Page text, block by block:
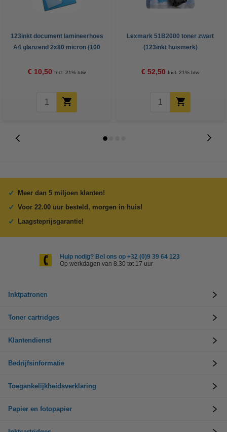
123inkt document lamineerhoes
A4 glanzend 2x80 micron (100
€ 10,50 Incl. 21% btw
Lexmark 51B2000 toner zwart
(123inkt huismerk)
€ 52,50 Incl. 21% btw
Meer dan 5 miljoen klanten!
Voor 22.00 uur besteld, morgen in huis!
Laagsteprijsgarantie!
Hulp nodig? Bel ons op +32 (0)9 39 64 123
Op werkdagen van 8.30 tot 17 uur
Inktpatronen
Toner cartridges
Klantendienst
Bedrijfsinformatie
Toegankelijkheidsverklaring
Papier en fotopapier